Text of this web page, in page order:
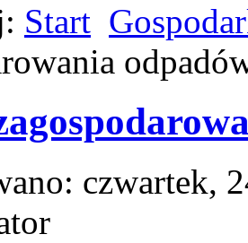
Start
czwartek,